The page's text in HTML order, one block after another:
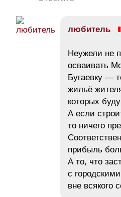
любитель
Неужели не
осваивать
Бугаевку —
жильё
которых
А если
то ничего
прибыль
А то, что
с
вне всякого